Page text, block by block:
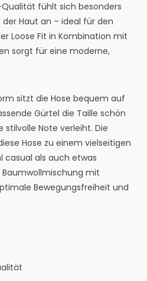
fühlt sich besonders
Haut an – ideal für den
Loose Fit in Kombination mit
sorgt für eine moderne,
sitzt die Hose bequem auf
Gürtel die Taille schön
Note verleiht. Die
Hose zu einem vielseitigen
casual als auch etwas
mit
Bewegungsfreiheit und